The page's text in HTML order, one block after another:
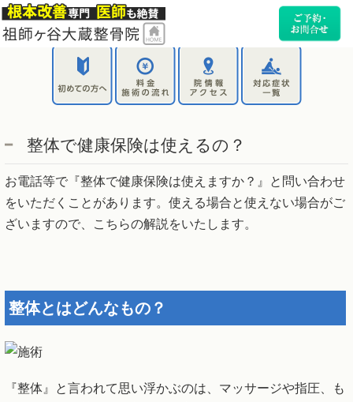
整体で健康保険は使えるの？
お電話等で『整体で健康保険は使えますか？』と問い合わせ
をいただくことがあります。使える場合と使えない場合がご
ざいますので、こちらの解説をいたします。
整体とはどんなもの？
『整体』と言われて思い浮かぶのは、マッサージや指圧、も